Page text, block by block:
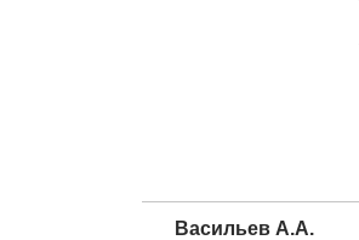
Васильев А.А.